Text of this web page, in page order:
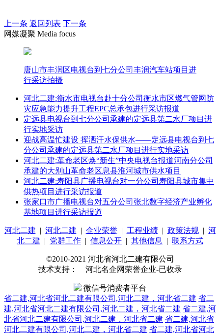
上一条 返回列表 下一条
网媒凝聚 Media focus
唐山市丰润区电视台到七分公司丰润汽车站项目进
行采访拍摄
河北二建:衡水市电视台赴十分公司衡水市区燃气管网防
灾应急能力提升工程EPC总承包进行采访报道
定远县电视台到七分公司承建的定远县第二水厂项目进
行实地采访
迎战高温忙建设 挥洒汗水保供水——定远县电视台到七
分公司承建的定远县第二水厂项目进行实地采访
河北二建:革命老区焕“新生”中央电视台报道河南分公司
承建的大别山革命老区息县淮河城市供水项目
河北二建:寿阳县广播电视台对一分公司寿阳县城市集中
供热项目进行采访报道
张家口市广播电视台对五分公司张北数字经济产业孵化
基地项目进行采访报道
河北二建 | 河北二建 | 企业荣誉| 工程业绩| 政策法规| 河
北二建 | 党群工作 | 信息公开 | 其他信息 | 联系方式
©2010-2021 河北省河北二建有限公司
技术支持： 河北名企网荣誉企业-已收录
微信号消费者平台
省二建,河北省河北二建有限公司,河北二建，河北省二建 省二
建,河北省河北二建有限公司,河北二建，河北省二建 省二建,河
北省河北二建有限公司,河北二建，河北省二建 省二建,河北省
河北二建有限公司,河北二建，河北省二建 省二建,河北省河北